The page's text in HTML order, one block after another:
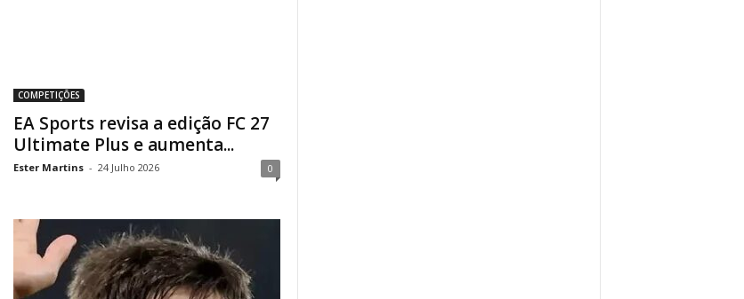
COMPETIÇÕES
EA Sports revisa a edição FC 27
Ultimate Plus e aumenta...
Ester Martins - 24 Julho 2026 0